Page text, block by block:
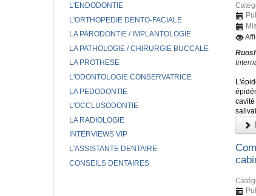
L'ENDODONTIE
L'ORTHOPEDIE DENTO-FACIALE
LA PARODONTIE / IMPLANTOLOGIE
LA PATHOLOGIE / CHIRURGIE BUCCALE
LA PROTHESE
L'ODONTOLOGIE CONSERVATRICE
LA PEDODONTIE
L'OCCLUSODONTIE
LA RADIOLOGIE
INTERVIEWS VIP
L'ASSISTANTE DENTAIRE
CONSEILS DENTAIRES